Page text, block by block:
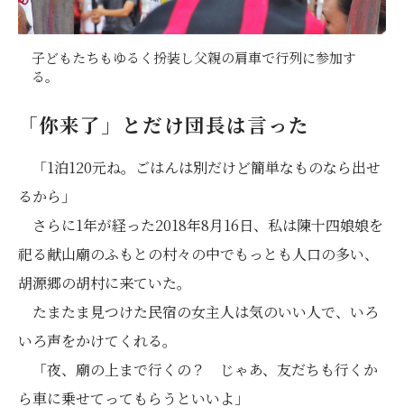
子どもたちもゆるく扮装し父親の肩車で行列に参加す
る。
「你来了」とだけ団長は言った
「1泊120元ね。ごはんは別だけど簡単なものなら出せ
るから」
さらに1年が経った2018年8月16日、私は陳十四娘娘を
祀る献山廟のふもとの村々の中でもっとも人口の多い、
胡源郷の胡村に来ていた。
たまたま見つけた民宿の女主人は気のいい人で、いろ
いろ声をかけてくれる。
「夜、廟の上まで行くの？ じゃあ、友だちも行くか
ら車に乗せてってもらうといいよ」